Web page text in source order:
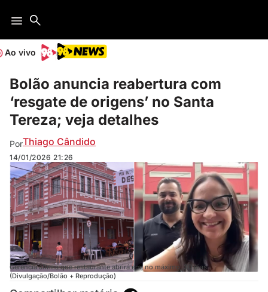
Ao vivo
Bolão anuncia reabertura com
‘resgate de origens’ no Santa
Tereza; veja detalhes
PorThiago Cândido
14/01/2026 21:26
Gerência afirma que restaurante abrirá em, no máximo, 30 dias
(Divulgação/Bolão + Reprodução)